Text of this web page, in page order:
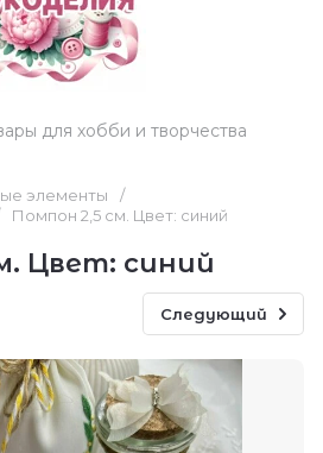
для хобби и творчества
элементы
/
Помпон 2,5 см. Цвет: синий
Цвет: синий
Следующий